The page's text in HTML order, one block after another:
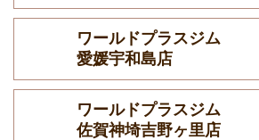
ワールドプラスジム
愛媛宇和島店
ワールドプラスジム
佐賀神埼吉野ヶ里店